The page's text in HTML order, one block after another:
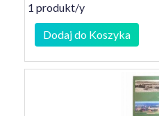
1 produkt/y
Dodaj do Koszyka